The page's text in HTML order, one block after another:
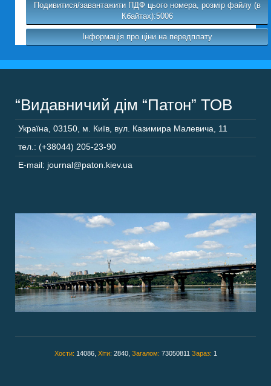
Подивитися/завантажити ПДФ цього номера, розмір файлу (в
Кбайтах):5006
Інформація про ціни на передплату
“Видавничий дім “Патон” ТОВ
Україна 03150 м. Київ, вул. Казимира Малевича, 11
тел.: (+38044) 205-23-90
E-mail: journal@paton.kiev.ua
Хости: 14086, Хіти: 2840, Загалом: 73050811 Зараз: 1